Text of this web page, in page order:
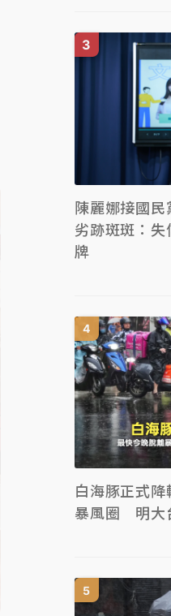
陳麗娜接國
劣跡斑斑：失
牌
白海豚正式
暴風圈 明大